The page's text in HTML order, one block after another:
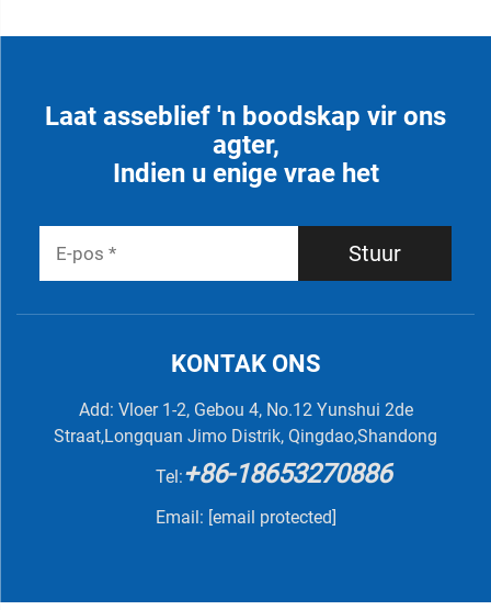
Laat asseblief 'n boodskap vir ons
agter,
Indien u enige vrae het
Stuur
KONTAK ONS
Add: Vloer 1-2, Gebou 4, No.12 Yunshui 2de
Straat,Longquan Jimo Distrik, Qingdao,Shandong
Tel:+86-18653270886
Email: [email protected]